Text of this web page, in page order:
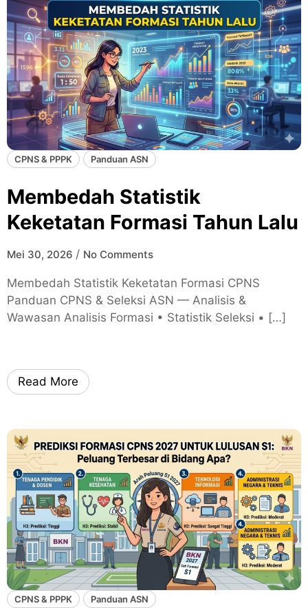
CPNS & PPPK Panduan ASN
Membedah Statistik
Keketatan Formasi Tahun Lalu
Mei 30, 2026 / No Comments
Membedah Statistik Keketatan Formasi CPNS
Panduan CPNS & Seleksi ASN — Analisis &
Wawasan Analisis Formasi • Statistik Seleksi • […]
Read More
CPNS & PPPK Panduan ASN